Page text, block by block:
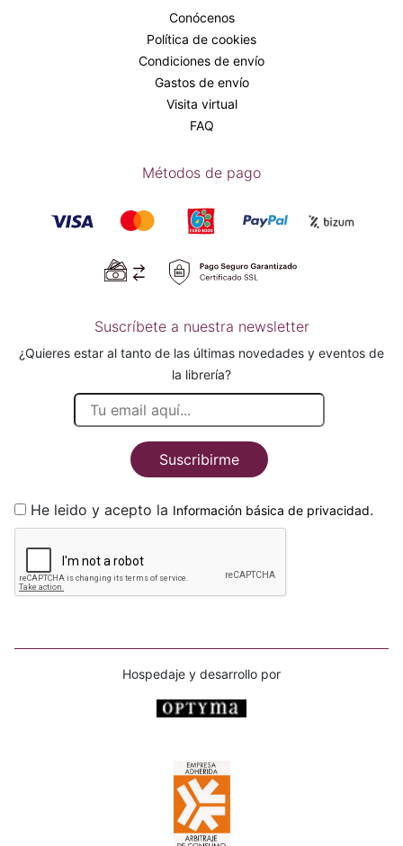
Conócenos
Política de cookies
Condiciones de envío
Gastos de envío
Visita virtual
FAQ
Métodos de pago
Suscríbete a nuestra newsletter
¿Quieres estar al tanto de las últimas novedades y eventos de
la librería?
Suscribirme
He leido y acepto la Información básica de privacidad.
Hospedaje y desarrollo por